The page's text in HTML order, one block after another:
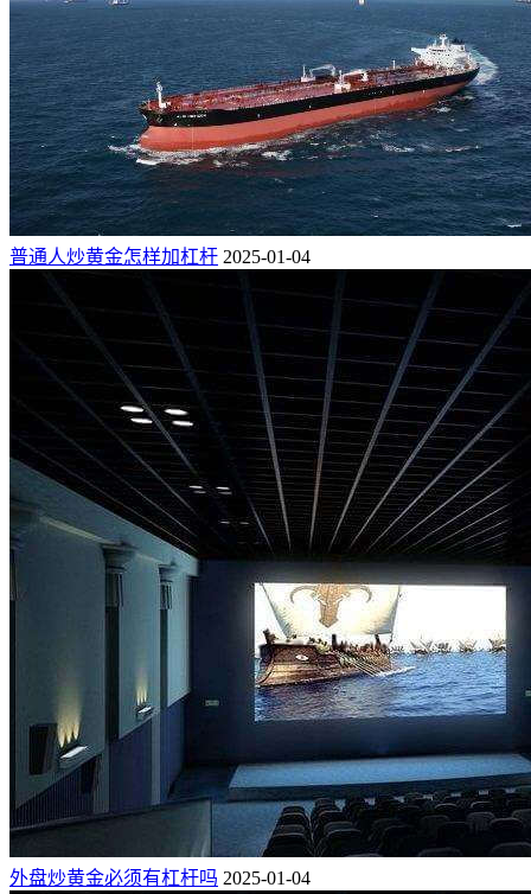
普通人炒黄金怎样加杠杆 2025-01-04
外盘炒黄金必须有杠杆吗 2025-01-04